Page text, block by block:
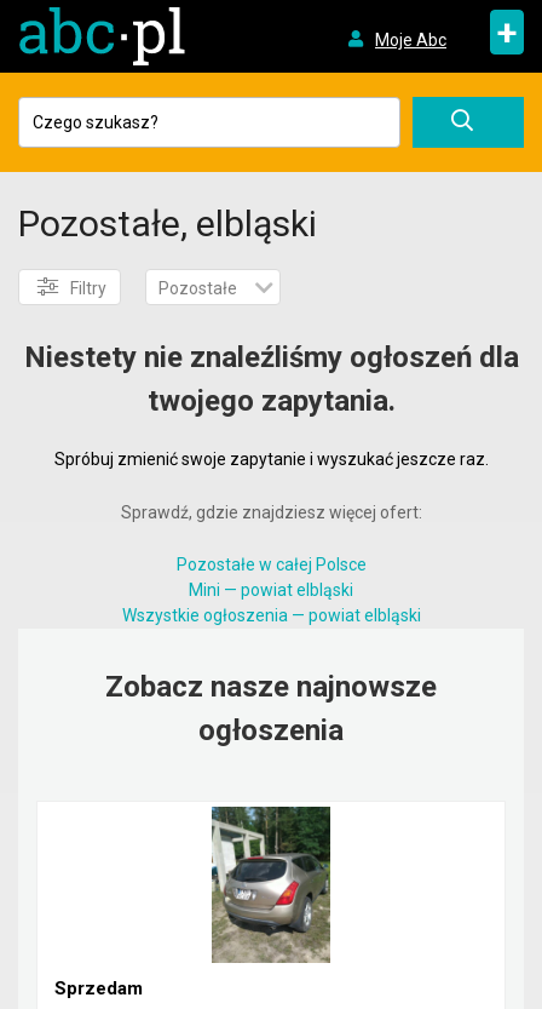
Moje Abc +
Pozostałe, elbląski
Filtry Pozostałe
Niestety nie znaleźliśmy ogłoszeń dla
twojego zapytania.
Spróbuj zmienić swoje zapytanie i wyszukać jeszcze raz.
Sprawdź, gdzie znajdziesz więcej ofert:
Pozostałe w całej Polsce
Mini — powiat elbląski
Wszystkie ogłoszenia — powiat elbląski
Zobacz nasze najnowsze
ogłoszenia
Sprzedam